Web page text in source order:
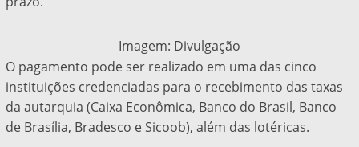
Imagem: Divulgação
O pagamento pode ser realizado em uma das cinco
instituições credenciadas para o recebimento das taxas
da autarquia (Caixa Econômica, Banco do Brasil, Banco
de Brasília, Bradesco e Sicoob), além das lotéricas.